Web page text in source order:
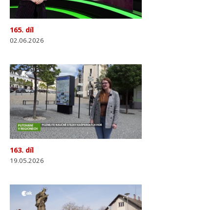
165. díl
02.06.2026
163. díl
19.05.2026